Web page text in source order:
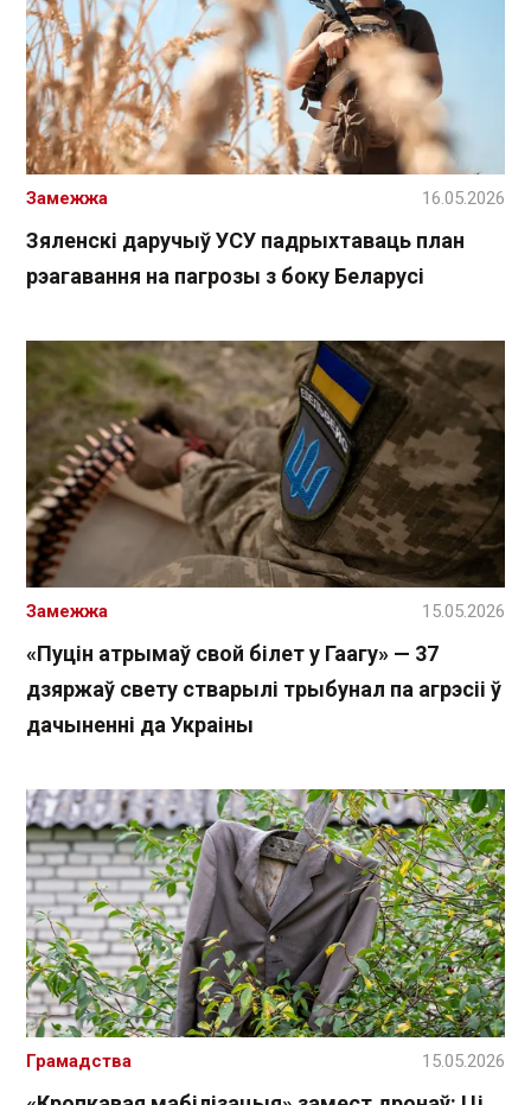
Зяленскі даручыў УСУ падрыхтаваць план
рэагавання на пагрозы з боку Беларусі
Замежжа 16.05.2026
«Пуцін атрымаў свой білет у Гаагу» — 37
дзяржаў свету стварылі трыбунал па агрэсіі ў
дачыненні да Украіны
Замежжа 15.05.2026
Грамадства 15.05.2026